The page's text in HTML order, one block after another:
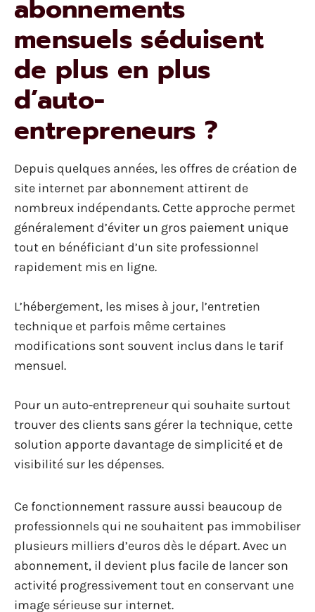
abonnements
mensuels séduisent
de plus en plus
d’auto-
entrepreneurs ?
Depuis quelques années, les offres de création de
site internet par abonnement attirent de
nombreux indépendants. Cette approche permet
généralement d’éviter un gros paiement unique
tout en bénéficiant d’un site professionnel
rapidement mis en ligne.
L’hébergement, les mises à jour, l’entretien
technique et parfois même certaines
modifications sont souvent inclus dans le tarif
mensuel.
Pour un auto-entrepreneur qui souhaite surtout
trouver des clients sans gérer la technique, cette
solution apporte davantage de simplicité et de
visibilité sur les dépenses.
Ce fonctionnement rassure aussi beaucoup de
professionnels qui ne souhaitent pas immobiliser
plusieurs milliers d’euros dès le départ. Avec un
abonnement, il devient plus facile de lancer son
activité progressivement tout en conservant une
image sérieuse sur internet.